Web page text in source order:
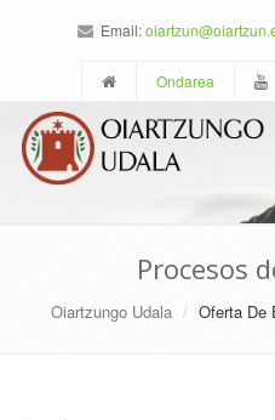
Email:
Ondarea
Procesos
Oiartzungo Udala Oferta De